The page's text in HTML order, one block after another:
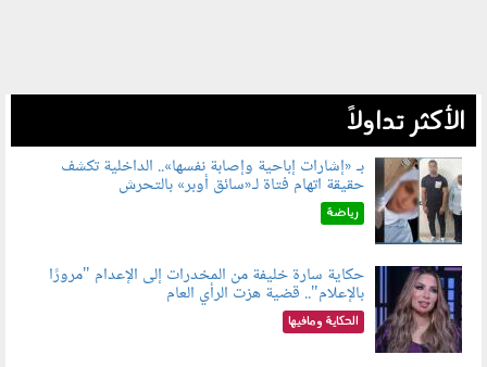
الأكثر تداولاً
060804.jpg
بـ «إشارات إباحية وإصابة نفسها».. الداخلية تكشف
حقيقة اتهام فتاة لـ«سائق أوبر» بالتحرش
رياضة
060801.jpeg
حكاية سارة خليفة من المخدرات إلى الإعدام "مرورًا
بالإعلام".. قضية هزت الرأي العام
الحكاية ومافيها